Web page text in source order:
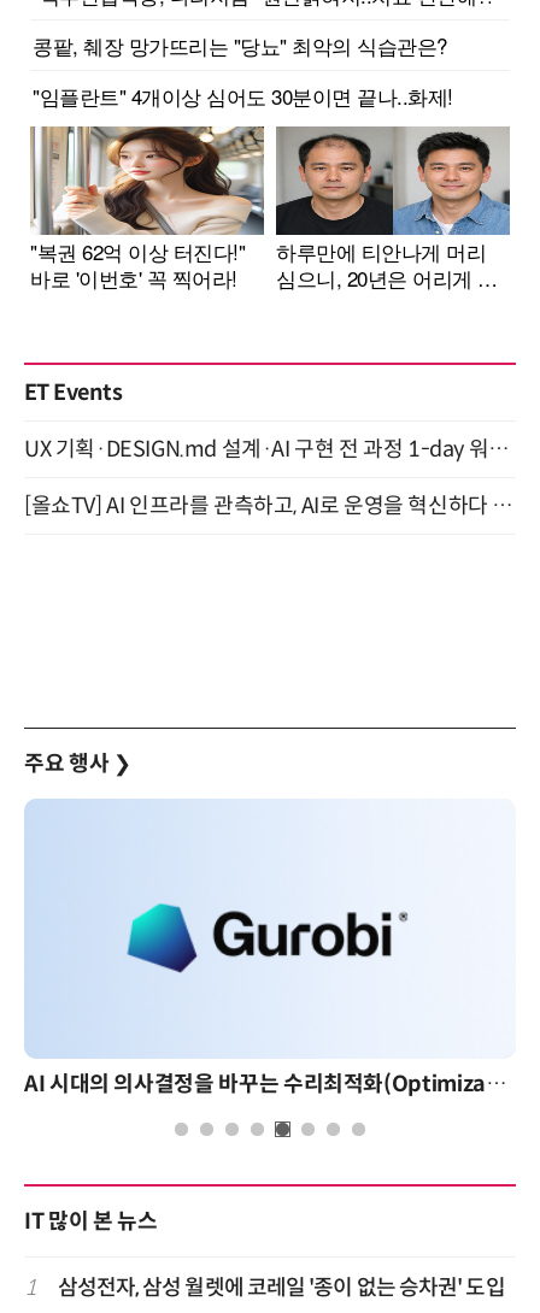
ET Events
UX 기획·DESIGN.md 설계·AI 구현 전 과정 1-day 워크숍 with Claude Code·Codex 9월 15일 개최
[올쇼TV] AI 인프라를 관측하고, AI로 운영을 혁신하다 (8월 11일 생방송)
주요 행사 ❯
AI 시대의 의사결정을 바꾸는 수리최적화(Optimization): 실제 산업 적용 사례와 활용 전략
IT 많이 본 뉴스
1 삼성전자, 삼성 월렛에 코레일 '종이 없는 승차권' 도입